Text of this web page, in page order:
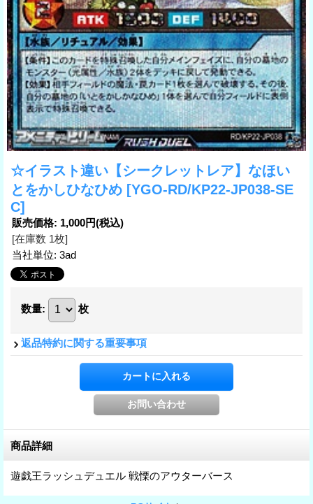
☆イラスト違い【シークレットレア】なほい
とをかしひなひめ [YGO-RD/KP22-JP038-SE
C]
販売価格: 1,000円(税込)
[在庫数 1枚]
当社単位: 3ad
数量: 枚
返品特約に関する重要事項
商品詳細
遊戯王ラッシュデュエル 戦慄のアウターバース